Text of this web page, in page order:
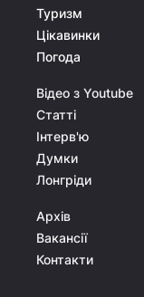
Туризм
Цікавинки
Погода
Відео з Youtube
Статті
Інтерв'ю
Думки
Лонгріди
Архів
Вакансії
Контакти